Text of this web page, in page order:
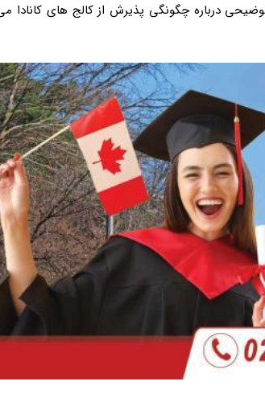
درباره چگونگی پذیرش از کالج های کانادا